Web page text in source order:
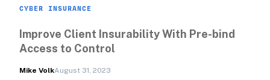
CYBER INSURANCE
Improve Client Insurability With Pre-bind
Access to Control
Mike VolkAugust 31, 2023